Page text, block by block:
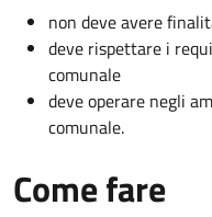
non deve avere
deve rispettare i
comunale
deve operare negli
comunale.
Come fare